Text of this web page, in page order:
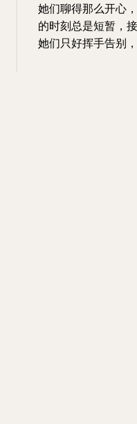
她们聊得那么开心
的时刻总是短暂，
她们只好挥手告别